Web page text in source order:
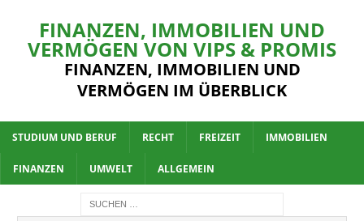
FINANZEN, IMMOBILIEN UND
VERMÖGEN VON VIPS & PROMIS
FINANZEN, IMMOBILIEN UND
VERMÖGEN IM ÜBERBLICK
STUDIUM UND BERUF RECHT FREIZEIT IMMOBILIEN
FINANZEN UMWELT ALLGEMEIN